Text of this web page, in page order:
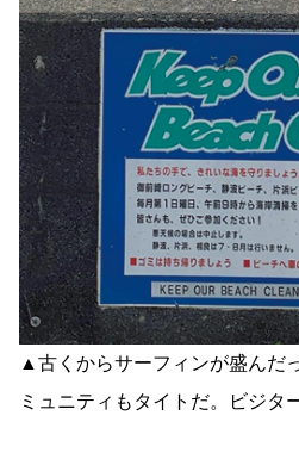
▲古くからサーフィンが盛んだ
ミュニティもタイトだ。ビジタ